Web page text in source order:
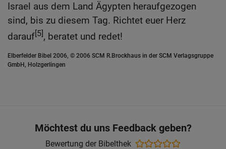
Israel aus dem Land Ägypten heraufgezogen
sind, bis zu diesem Tag. Richtet euer Herz
darauf[5], beratet und redet!
Elberfelder Bibel 2006, © 2006 SCM R.Brockhaus in der SCM Verlagsgruppe
GmbH, Holzgerlingen
Möchtest du uns Feedback geben?
Bewertung der Bibelthek